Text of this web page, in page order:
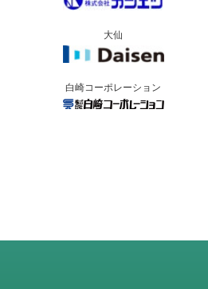
大仙
白崎コーポレーション